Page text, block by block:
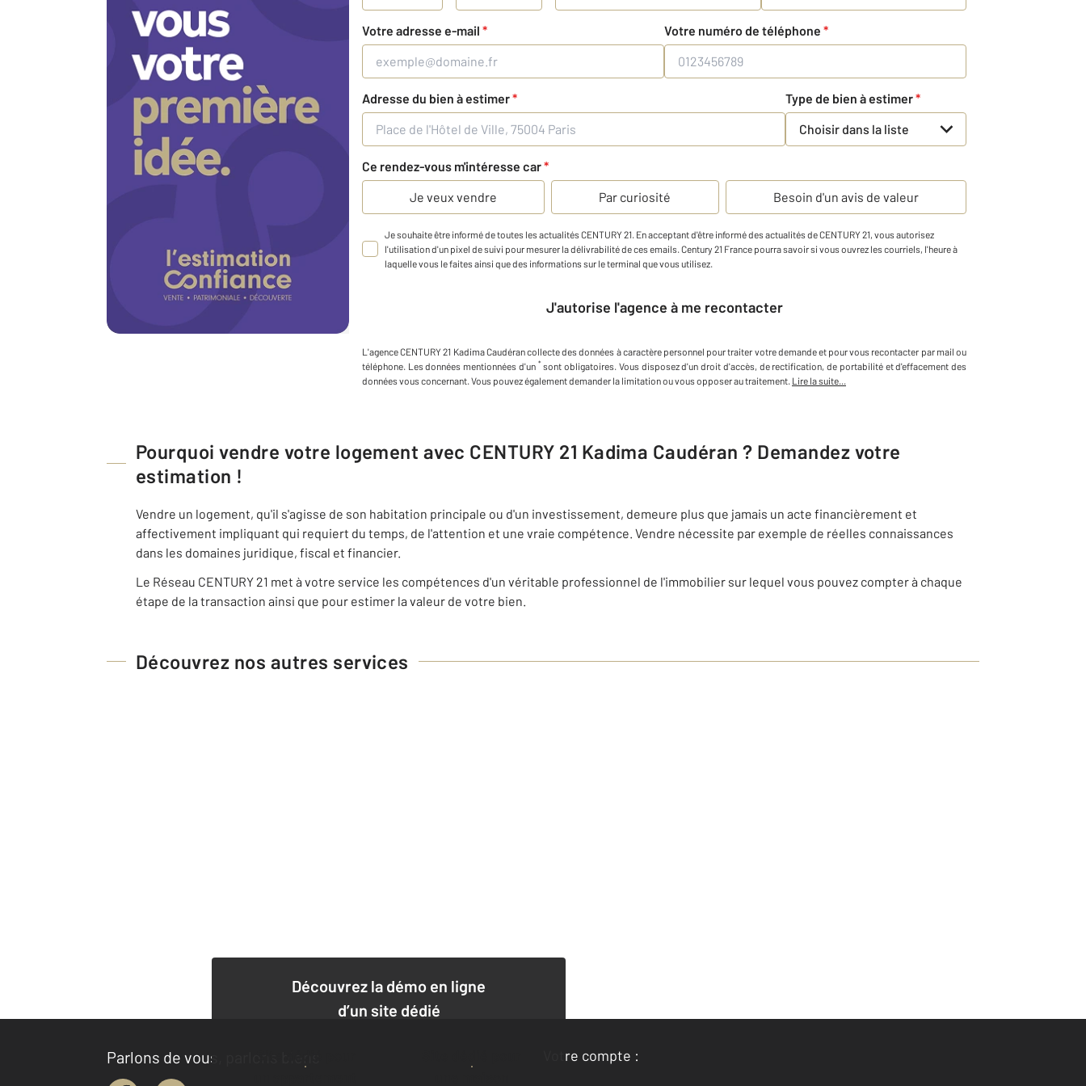
Votre adresse e-mail * Votre numéro de téléphone *
Adresse du bien à estimer* Type de bien à estimer*
Choisir dans la liste
Ce rendez-vous m'intéresse car*
Je veux vendre
Par curiosité Besoin d'un avis de valeur
Je souhaite être informé de toutes les actualités CENTURY 21. En acceptant d'être informé des actualités de CENTURY 21, vous autorisez
l'utilisation d'un pixel de suivi pour mesurer la délivrabilité de ces emails. Century 21 France pourra savoir si vous ouvrez les courriels, l'heure à
laquelle vous le faites ainsi que des informations sur le terminal que vous utilisez.
J'autorise l'agence à me recontacter
L'agenceCENTURY 21 Kadima Caudérancollecte des données à caractère personnel pour traiter votre demande et pour vous recontacter par mail ou
téléphone Les données mentionnées d'un * sont obligatoires. Vous disposez d'un droit d'accès, de rectification, de portabilité et d'effacement des
données vous concernant. Vous pouvez également demander la limitation ou vous opposer au traitement. Lire la suite...
Pourquoi vendre votre logement avec CENTURY 21 Kadima Caudéran ? Demandez votre
estimation !
Vendre un logement, qu'il s'agisse de son habitation principale ou d'un investissement, demeure plus que jamais un acte financièrement et
affectivement impliquant qui requiert du temps, de l'attention et une vraie compétence. Vendre nécessite par exemple de réelles connaissances
dans les domaines juridique, fiscal et financier.
Le Réseau CENTURY 21 met à votre service les compétences d'un véritable professionnel de l'immobilier sur lequel vous pouvez compter à chaque
étape de la transaction ainsi que pour estimer la valeur de votre bien.
Découvrez nos autres services
Découvrez la démo en ligne
d’un site dédié
Parlons de vous, parlons biens
Votre compte :